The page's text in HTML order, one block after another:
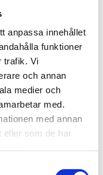
anpassa innehållet
funktioner
trafik. Vi
och annan
medier och
med.
med annan
eller som de har
(A)